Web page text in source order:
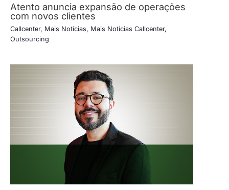
Atento anuncia expansão de operações
com novos clientes
Callcenter, Mais Notícias, Mais Notícias Callcenter,
Outsourcing